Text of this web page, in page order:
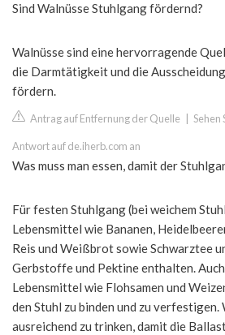
Sind Walnüsse Stuhlgang fördernd?
Walnüsse sind eine hervorragende
die Darmtätigkeit und die
fördern.
Antrag auf Entfernung der Quelle Sehen
Antwort auf de.iherb.com an
Was muss man essen, damit der
Für festen Stuhlgang (bei weichem
Lebensmittel wie Bananen,
Reis und Weißbrot sowie Schwarztee
Gerbstoffe und Pektine enthalten.
Lebensmittel wie Flohsamen und
den Stuhl zu binden und zu
ausreichend zu trinken, damit die